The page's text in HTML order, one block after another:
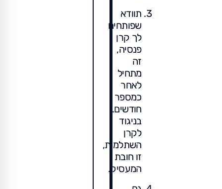
תוודא
שפותחים
לך קרן
פנסיה,
זה
מתחיל
לאחר
כמספר
חודשים.
בניגוד
לקרן
השתלמות,
זו חובת
המעסיק.